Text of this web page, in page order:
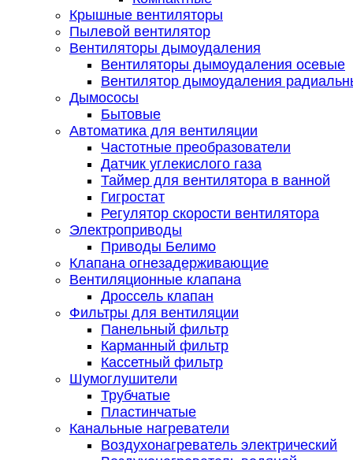
Крышные вентиляторы
Пылевой вентилятор
Вентиляторы дымоудаления
Вентиляторы дымоудаления осевые
Вентилятор дымоудаления
Дымососы
Бытовые
Автоматика для вентиляции
Частотные преобразователи
Датчик углекислого газа
Таймер для вентилятора в ванной
Гигростат
Регулятор скорости вентилятора
Электроприводы
Приводы Белимо
Клапана огнезадерживающие
Вентиляционные клапана
Дроссель клапан
Фильтры для вентиляции
Панельный фильтр
Карманный фильтр
Кассетный фильтр
Шумоглушители
Трубчатые
Пластинчатые
Канальные нагреватели
Воздухонагреватель электрический